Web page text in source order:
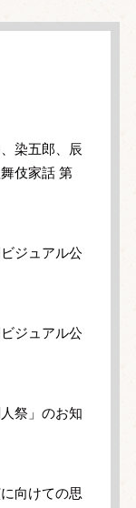
染五郎、辰
伎家話 第
ジュアル公
ジュアル公
祭」のお知
向けての思